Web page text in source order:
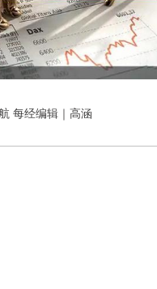
每经编辑｜高涵